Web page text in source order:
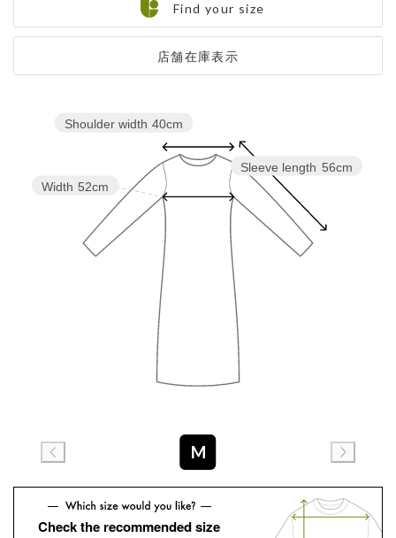
店舗在庫表示
Find your size
Sleeve length 56cm
Width 52cm
Shoulder width 40cm
M
Check the recommended size